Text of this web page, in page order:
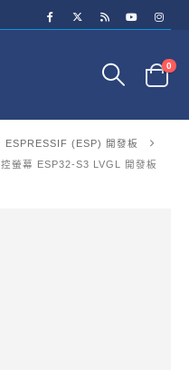
0
ESPRESSIF (ESP) 開發板
螢幕 ESP32-S3 LVGL 開發板